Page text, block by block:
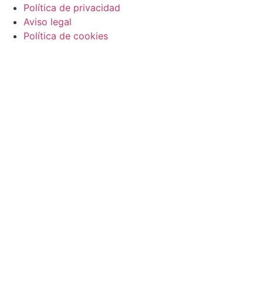
Política de privacidad
Aviso legal
Política de cookies